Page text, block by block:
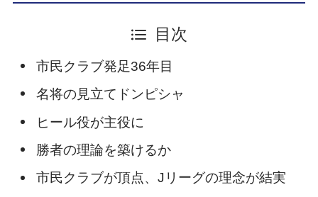
目次
市民クラブ発足36年目
名将の見立てドンピシャ
ヒール役が主役に
勝者の理論を築けるか
市民クラブが頂点、Jリーグの理念が結実